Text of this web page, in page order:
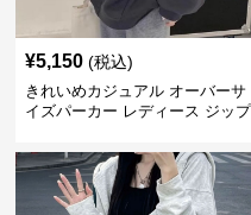
¥5,150 (税込)
きれいめカジュアル オーバーサ
イズパーカー レディース ジップ
型カバー フード付き 春秋冬羽織
り